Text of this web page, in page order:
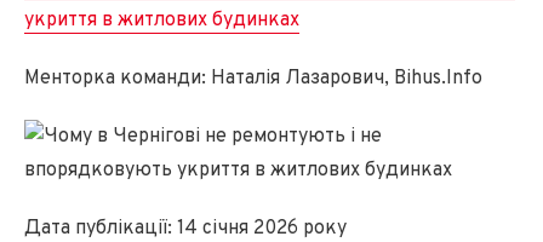
укриття в житлових будинках
Менторка команди: Наталія Лазарович, Bihus.Info
Дата публікації: 14 січня 2026 року